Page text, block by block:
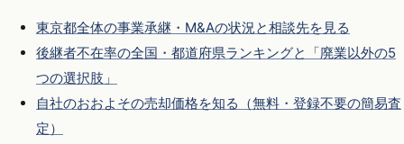
東京都全体の事業承継・M&Aの状況と相談先を見る
後継者不在率の全国・都道府県ランキングと「廃業以外の5
つの選択肢」
自社のおおよその売却価格を知る（無料・登録不要の簡易査
定）